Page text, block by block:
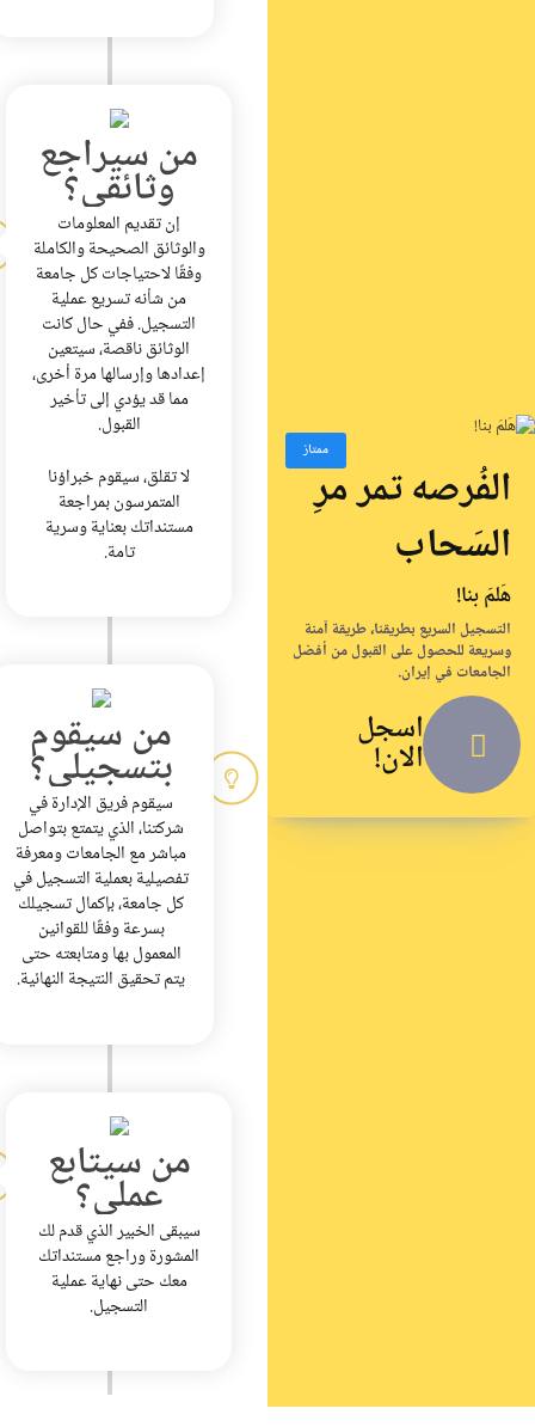
ممتاز
الفُرصه تمر مرِ
السَحاب
هَلمَ بنا!
التسجيل السريع بطريقنا، طريقة آمنة
وسريعة للحصول على القبول من أفضل
الجامعات في إيران.
اسجل
الان!
من سيراجع
وثائقي؟
إن تقديم المعلومات
والوثائق الصحيحة والكاملة
وفقًا لاحتياجات كل جامعة
من شأنه تسريع عملية
التسجيل. ففي حال كانت
الوثائق ناقصة، سيتعين
إعدادها وإرسالها مرة أخرى،
مما قد يؤدي إلى تأخير
القبول.
لا تقلق، سيقوم خبراؤنا
المتمرسون بمراجعة
مستنداتك بعناية وسرية
تامة.
من سيقوم
بتسجيلي؟
سيقوم فريق الإدارة في
شركتنا، الذي يتمتع بتواصل
مباشر مع الجامعات ومعرفة
تفصيلية بعملية التسجيل في
كل جامعة، بإكمال تسجيلك
بسرعة وفقًا للقوانين
المعمول بها ومتابعته حتى
يتم تحقيق النتيجة النهائية.
من سيتابع
عملي؟
سيبقى الخبير الذي قدم لك
المشورة وراجع مستنداتك
معك حتى نهاية عملية
التسجيل.